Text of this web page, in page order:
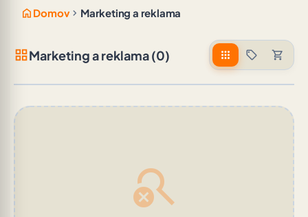
home Domov chevron_right Marketing a reklama
grid_viewMarketing a reklama (0) apps sell shopping_cart
search_off